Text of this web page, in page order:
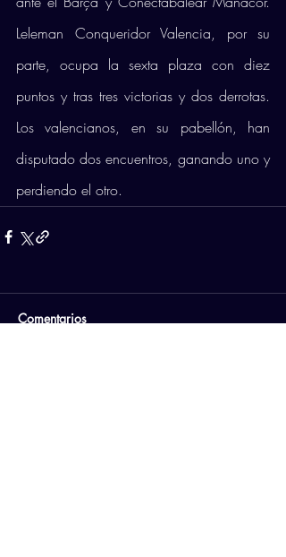
Leleman Conqueridor Valencia, por su
parte, ocupa la sexta plaza con diez
puntos y tras tres victorias y dos derrotas.
Los valencianos, en su pabellón, han
disputado dos encuentros, ganando uno y
perdiendo el otro.
Comentarios